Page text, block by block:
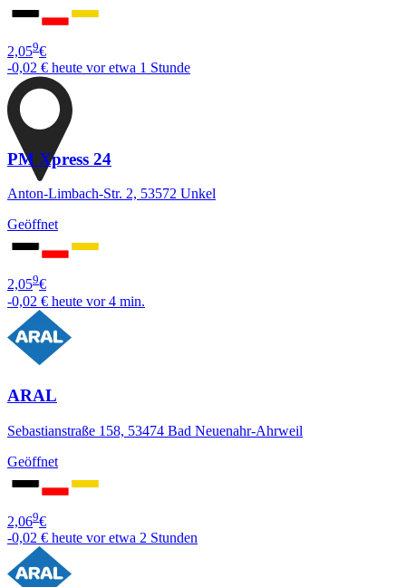
2,059€
-0,02 € heute vor etwa 1 Stunde
PM Xpress 24
Anton-Limbach-Str. 2, 53572 Unkel
Geöffnet
2,059€
-0,02 € heute vor 4 min.
ARAL
Sebastianstraße 158, 53474 Bad Neuenahr-Ahrweil
Geöffnet
2,069€
-0,02 € heute vor etwa 2 Stunden